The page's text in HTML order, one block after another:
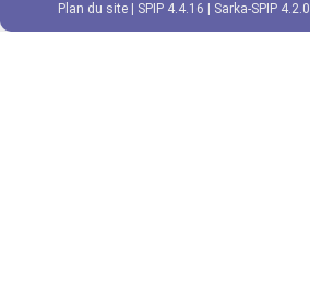
Plan du site SPIP 4.4.16 Sarka-SPIP 4.2.0